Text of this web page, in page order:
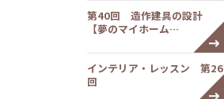
第40回 造作建具の設計
【夢のマイホーム…
インテリア・レッスン 第26
回